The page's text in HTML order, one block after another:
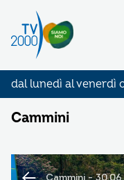
dal lunedì al venerdì
Cammini